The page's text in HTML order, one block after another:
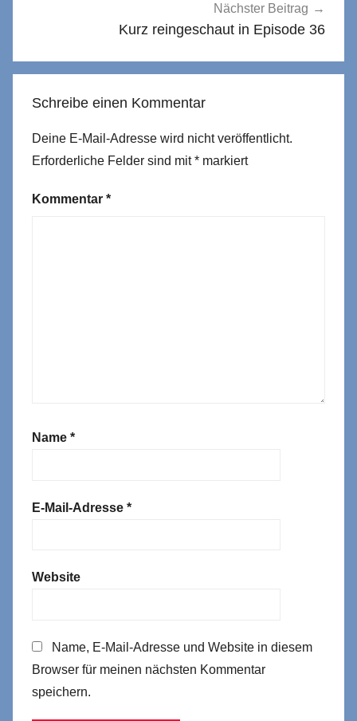
Nächster Beitrag
Kurz reingeschaut in Episode 36
Schreibe einen Kommentar
Deine E-Mail-Adresse wird nicht veröffentlicht.
Erforderliche Felder sind mit* markiert
Kommentar *
Name *
E-Mail-Adresse *
Website
Name, E-Mail-Adresse und Website in diesem
Browser für meinen nächsten Kommentar
speichern.